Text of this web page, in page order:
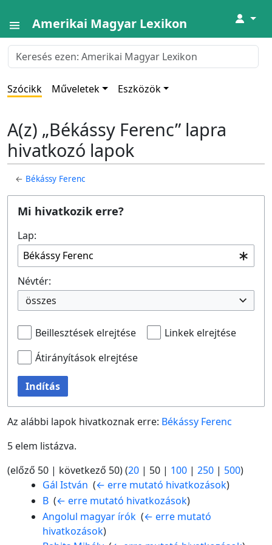
Amerikai Magyar Lexikon ↓
Szócikk Műveletek Eszközök
A(z) „Békássy Ferenc” lapra
hivatkozó lapok
← Békássy Ferenc
Mi hivatkozik erre?
Lap:
Névtér:
összes
Beillesztések elrejtése
Linkek elrejtése
Átirányítások elrejtése
Indítás
Az alábbi lapok hivatkoznak erre: Békássy Ferenc
5 elem listázva.
(előző 50 | következő 50) (20 | 50 | 100 | 250 | 500)
Gál István (← erre mutató hivatkozások)
B‎ (← erre mutató hivatkozások)
Angolul magyar írók‎ (← erre mutató
hivatkozások)